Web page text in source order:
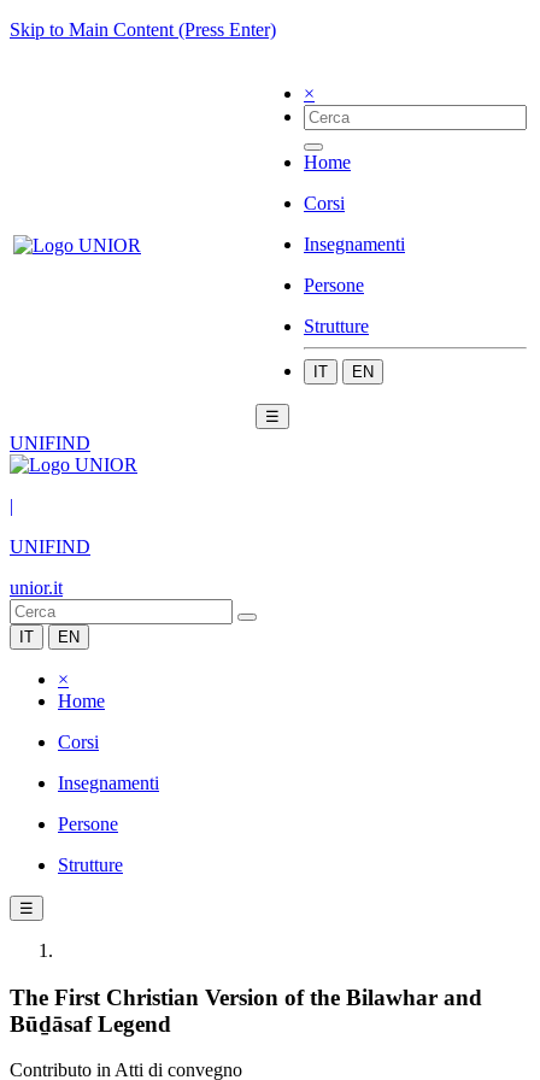
Skip to Main Content (Press Enter)
×
Home
Corsi
Insegnamenti
Persone
Strutture
IT EN
☰
UNIFIND
|
UNIFIND
unior.it
IT EN
×
Home
Corsi
Insegnamenti
Persone
Strutture
☰
The First Christian Version of the Bilawhar and
Būḏāsaf Legend
Contributo in Atti di convegno